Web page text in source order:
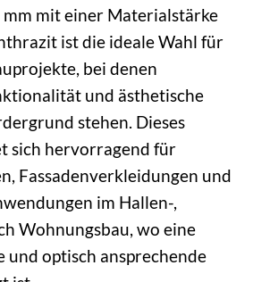
mm mit einer Materialstärke
ist die ideale Wahl für
bei denen
und ästhetische
stehen. Dieses
sich hervorragend für
Fassadenverkleidungen und
im Hallen-,
Wohnungsbau, wo eine
und optisch ansprechende